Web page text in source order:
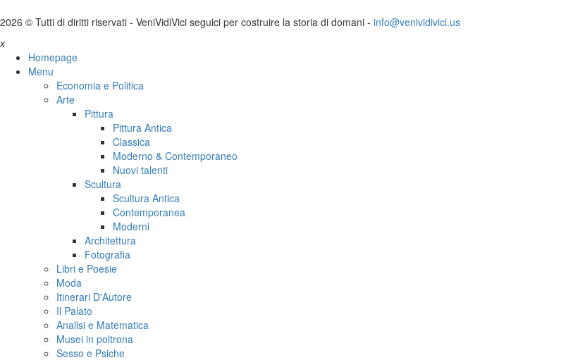
2026 © Tutti di diritti riservati - VeniVidiVici seguici per costruire la storia di domani - info@venividivici.us
x
Homepage
Menu
Economia e Politica
Arte
Pittura
Pittura Antica
Classica
Moderno & Contemporaneo
Nuovi talenti
Scultura
Scultura Antica
Contemporanea
Moderni
Architettura
Fotografia
Libri e Poesie
Moda
Itinerari D'Autore
Il Palato
Analisi e Matematica
Musei in poltrona
Sesso e Psiche